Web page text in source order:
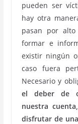
pueden ser
hay otra
pasan por
formar e
existir ningún
caso fuera
Necesario y
el deber de
nuestra
disfrutar de